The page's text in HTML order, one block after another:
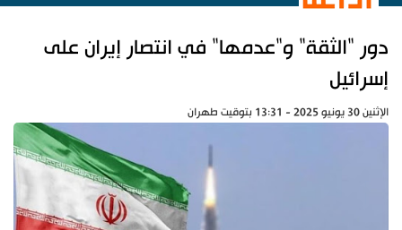
دور "الثقة" و"عدمها" في انتصار إيران على
إسرائيل
الإثنين 30 يونيو 2025 - 13:31 بتوقيت طهران